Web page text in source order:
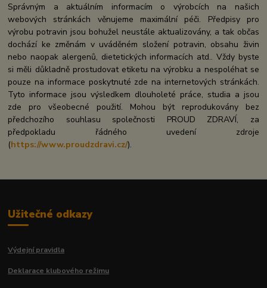
Správným a aktuálním informacím o výrobcích na našich
webových stránkách věnujeme maximální péči. Předpisy pro
výrobu potravin jsou bohužel neustále aktualizovány, a tak občas
dochází ke změnám v uváděném složení potravin, obsahu živin
nebo naopak alergenů, dietetických informacích atd.. Vždy byste
si měli důkladně prostudovat etiketu na výrobku a nespoléhat se
pouze na informace poskytnuté zde na internetových stránkách.
Tyto informace jsou výsledkem dlouholeté práce, studia a jsou
zde pro všeobecné použití. Mohou být reprodukovány bez
předchozího souhlasu společnosti PROUD ZDRAVÍ, za
předpokladu řádného uvedení zdroje
(https://www.proudzdravi.cz/).
Užitečné odkazy
Výdejní pravidla
Deklarace klubového režimu